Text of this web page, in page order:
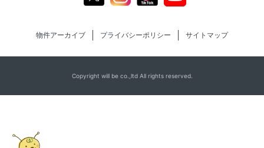
物件アーカイブ プライバシーポリシー サイトマップ
Copyright will be co.,ltd All rights reserved.